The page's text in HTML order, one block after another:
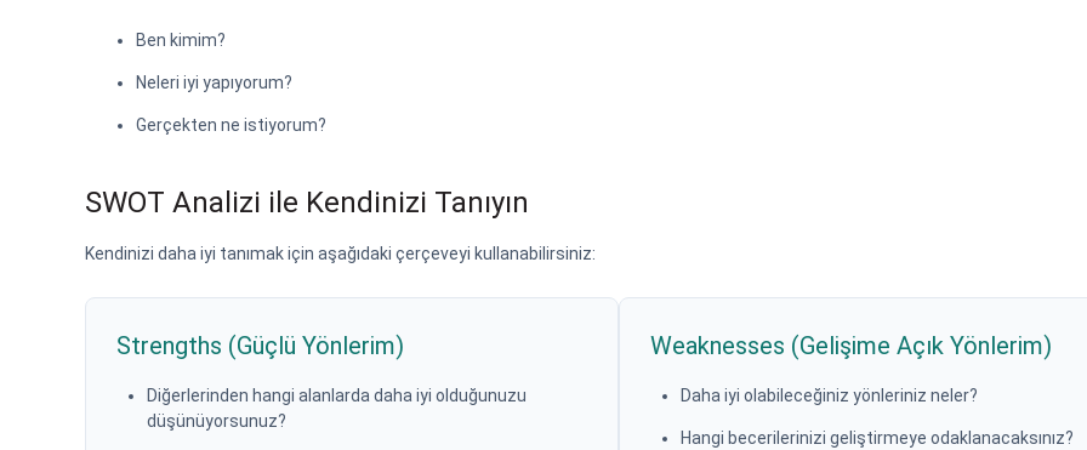
Ben kimim?
Neleri iyi yapıyorum?
Gerçekten ne istiyorum?
SWOT Analizi ile Kendinizi Tanıyın
Kendinizi daha iyi tanımak için aşağıdaki çerçeveyi kullanabilirsiniz:
Strengths (Güçlü Yönlerim)
Diğerlerinden hangi alanlarda daha iyi olduğunuzu
düşünüyorsunuz?
Weaknesses (Gelişime Açık Yönlerim)
Daha iyi olabileceğiniz yönleriniz neler?
Hangi becerilerinizi geliştirmeye odaklanacaksınız?